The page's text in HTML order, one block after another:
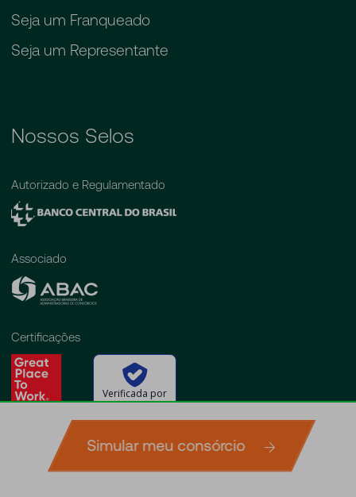
Simular meu consórcio
Seja um Franqueado
Seja um Representante
Nossos Selos
Autorizado e Regulamentado
Associado
Certificações
Verificada por
Simule agora